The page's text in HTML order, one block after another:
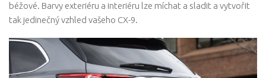
béžové. Barvy exteriéru a interiéru lze míchat a sladit a vytvořit
tak jedinečný vzhled vašeho CX-9.